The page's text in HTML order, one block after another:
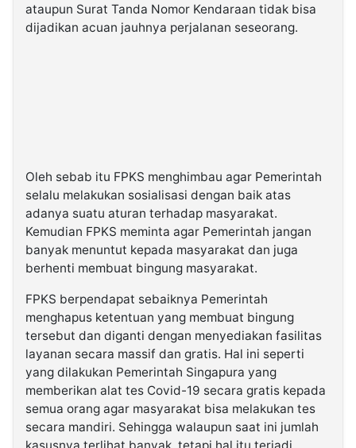
ataupun Surat Tanda Nomor Kendaraan tidak bisa
dijadikan acuan jauhnya perjalanan seseorang.
Oleh sebab itu FPKS menghimbau agar Pemerintah
selalu melakukan sosialisasi dengan baik atas
adanya suatu aturan terhadap masyarakat.
Kemudian FPKS meminta agar Pemerintah jangan
banyak menuntut kepada masyarakat dan juga
berhenti membuat bingung masyarakat.
FPKS berpendapat sebaiknya Pemerintah
menghapus ketentuan yang membuat bingung
tersebut dan diganti dengan menyediakan fasilitas
layanan secara massif dan gratis. Hal ini seperti
yang dilakukan Pemerintah Singapura yang
memberikan alat tes Covid-19 secara gratis kepada
semua orang agar masyarakat bisa melakukan tes
secara mandiri. Sehingga walaupun saat ini jumlah